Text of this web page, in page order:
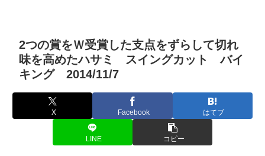
2つの賞をＷ受賞した支点をずらして切れ
味を高めたハサミ スイングカット バイ
キング 2014/11/7
X Facebook はてブ
LINE コピー